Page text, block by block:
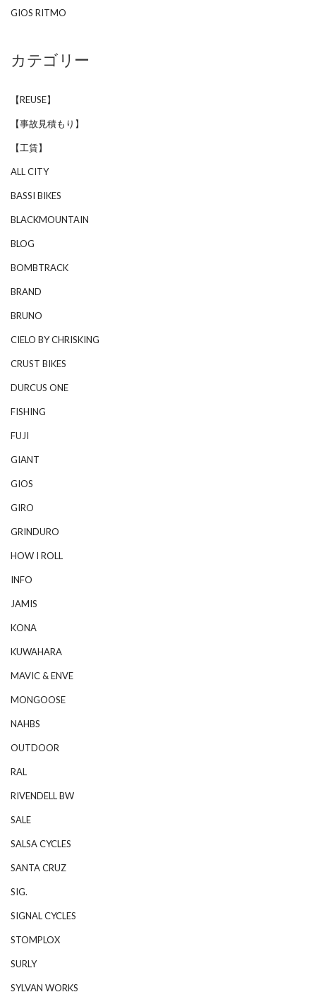
GIOS RITMO
カテゴリー
【REUSE】
【事故見積もり】
【工賃】
ALL CITY
BASSI BIKES
BLACKMOUNTAIN
BLOG
BOMBTRACK
BRAND
BRUNO
CIELO BY CHRISKING
CRUST BIKES
DURCUS ONE
FISHING
FUJI
GIANT
GIOS
GIRO
GRINDURO
HOW I ROLL
INFO
JAMIS
KONA
KUWAHARA
MAVIC & ENVE
MONGOOSE
NAHBS
OUTDOOR
RAL
RIVENDELL BW
SALE
SALSA CYCLES
SANTA CRUZ
SIG.
SIGNAL CYCLES
STOMPLOX
SURLY
SYLVAN WORKS